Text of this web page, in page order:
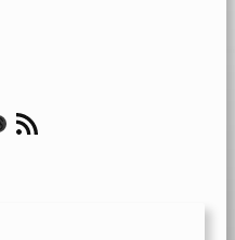
RSS-Feed